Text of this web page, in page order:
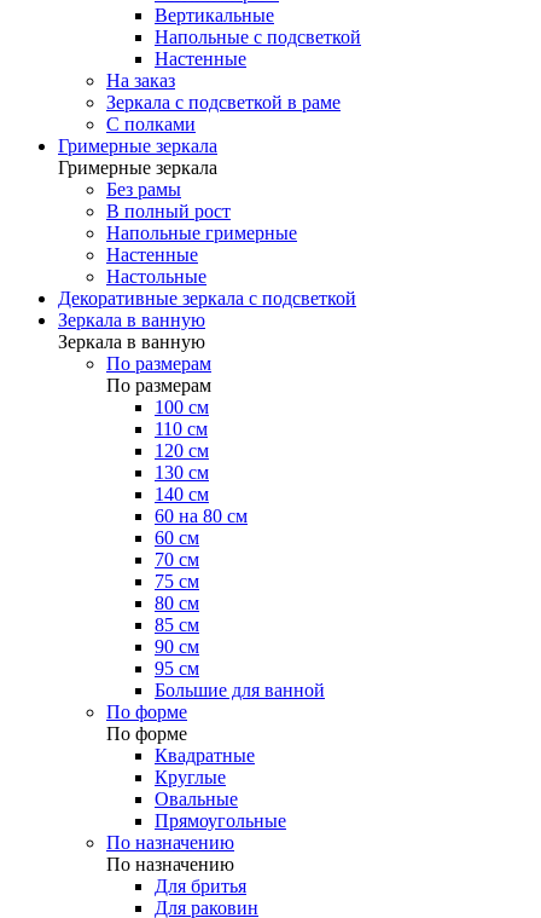
Вертикальные
Напольные с подсветкой
Настенные
На заказ
Зеркала с подсветкой в раме
С полками
Гримерные зеркала
Гримерные зеркала
Без рамы
В полный рост
Напольные гримерные
Настенные
Настольные
Декоративные зеркала с подсветкой
Зеркала в ванную
Зеркала в ванную
По размерам
По размерам
100 см
110 см
120 см
130 см
140 см
60 на 80 см
60 см
70 см
75 см
80 см
85 см
90 см
95 см
Большие для ванной
По форме
По форме
Квадратные
Круглые
Овальные
Прямоугольные
По назначению
По назначению
Для бритья
Для раковин